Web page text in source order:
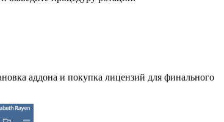
аддона и покупка лицензий для финального